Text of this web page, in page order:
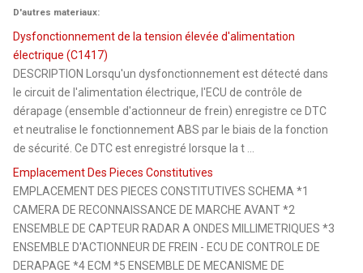
D'autres materiaux:
Dysfonctionnement de la tension élevée d'alimentation
électrique (C1417)
DESCRIPTION Lorsqu'un dysfonctionnement est détecté dans
le circuit de l'alimentation électrique, l'ECU de contrôle de
dérapage (ensemble d'actionneur de frein) enregistre ce DTC
et neutralise le fonctionnement ABS par le biais de la fonction
de sécurité. Ce DTC est enregistré lorsque la t ...
Emplacement Des Pieces Constitutives
EMPLACEMENT DES PIECES CONSTITUTIVES SCHEMA *1
CAMERA DE RECONNAISSANCE DE MARCHE AVANT *2
ENSEMBLE DE CAPTEUR RADAR A ONDES MILLIMETRIQUES *3
ENSEMBLE D'ACTIONNEUR DE FREIN - ECU DE CONTROLE DE
DERAPAGE *4 ECM *5 ENSEMBLE DE MECANISME DE